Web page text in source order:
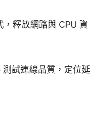
，釋放網路與 CPU 資
試連線品質，定位延